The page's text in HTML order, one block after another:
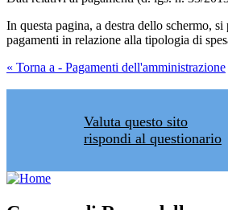
In questa pagina, a destra dello schermo,
pagamenti in relazione alla tipologia di
« Torna a - Pagamenti dell'amministrazione
Valuta questo sito
rispondi al questionario